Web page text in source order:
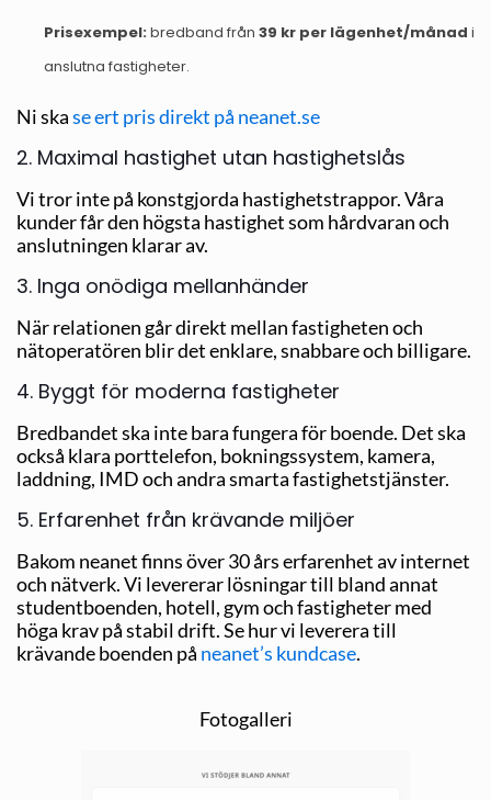
Prisexempel:bredband från 39 kr per lägenhet/månad i
anslutna fastigheter.
Ni skase ert pris direkt på neanet.se
2. Maximal hastighet utan hastighetslås
Vi tror inte på konstgjorda hastighetstrappor. Våra
kunder får den högsta hastighet som hårdvaran och
anslutningen klarar av.
3. Inga onödiga mellanhänder
När relationen går direkt mellan fastigheten och
nätoperatören blir det enklare, snabbare och billigare.
4. Byggt för moderna fastigheter
Bredbandet ska inte bara fungera för boende. Det ska
också klara porttelefon, bokningssystem, kamera,
laddning, IMD och andra smarta fastighetstjänster.
5. Erfarenhet från krävande miljöer
Bakom neanet finns över 30 års erfarenhet av internet
och nätverk. Vi levererar lösningar till bland annat
studentboenden, hotell, gym och fastigheter med
höga krav på stabil drift. Se hur vi leverera till
krävande boenden på neanet’s kundcase.
Fotogalleri